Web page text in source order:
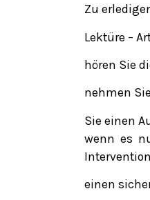
Zu
Lektüre –
hören Sie
nehmen
Sie einen
wenn es
Intervention
einen